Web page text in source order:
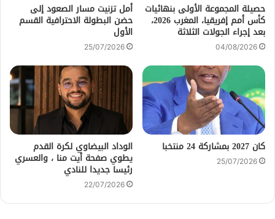
حصيلة المجموعة الأولى بنهائيات
كأس أمم إفريقيا، المغرب 2026،
بعد إجراء الجولات الثلاثة
04/08/2026
أمل تزنيت مسار الصعود إلى
حضن البطولة الاحترافية القسم
الأول
25/07/2026
كان 2027 بمشاركة 24 منتخبا
25/07/2026
الوداد البيضاوي لكرة القدم
يطوي صفحة أيت منا ، والعسري
رئيسا جديدا للنادي
22/07/2026